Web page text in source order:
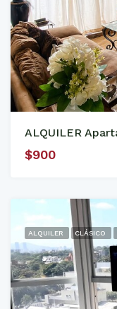
$900
ALQUILER CLÁSICO